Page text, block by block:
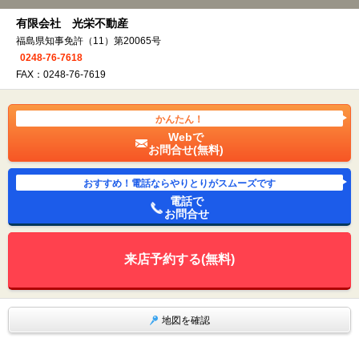
有限会社 光栄不動産
福島県知事免許（11）第20065号
0248-76-7618
FAX：0248-76-7619
かんたん！
Webで
お問合せ(無料)
おすすめ！電話ならやりとりがスムーズです
電話で
お問合せ
来店予約する(無料)
地図を確認